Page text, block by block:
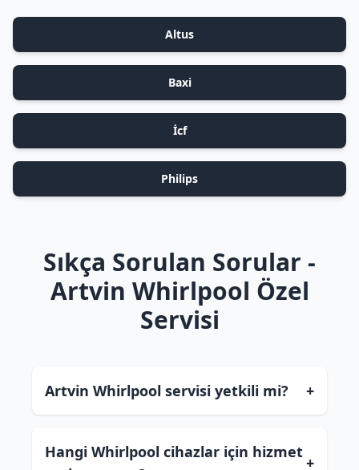
Altus
Baxi
İcf
Philips
Sıkça Sorulan Sorular -
Artvin Whirlpool Özel
Servisi
Artvin Whirlpool servisi yetkili mi? +
Hangi Whirlpool cihazlar için hizmet
+